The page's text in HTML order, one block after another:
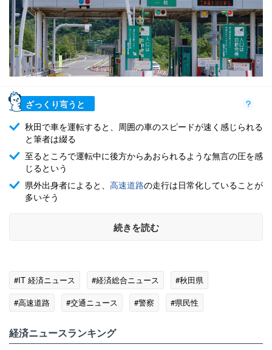
ざっくり言うと
秋田で車を運転すると、周囲の車のスピードが速く感じられる
と筆者は綴る
至るところで運転中に後方からあおられるような無言の圧を感
じるという
県外出身者によると、 高速道路の走行は日常化していることが
多いそう
続きを読む
#IT 経済ニュース #経済総合ニュース
#秋田県
#高速道路
#交通ニュース #警察 #県民性
経済ニュースランキング